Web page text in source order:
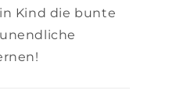
Kind die bunte